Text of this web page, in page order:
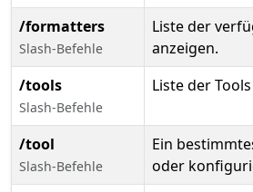
/formatters
Slash-Befehle
Liste der
anzeigen.
/tools
Slash-Befehle
Liste der
/tool
Slash-Befehle
Ein
oder